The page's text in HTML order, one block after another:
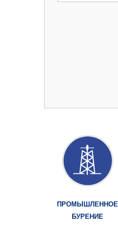
ПРОМЫШЛЕННОЕ
БУРЕНИЕ